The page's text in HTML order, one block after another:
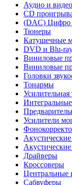
Аудио и
CD
(DAC) Цифро
Тюнеры
Катушечные
DVD и Blu-
Виниловые
Виниловые
Головки
Тонармы
Усилительная
Усилители
Драйверы
Кроссоверы
Центральные
Сабвуферы